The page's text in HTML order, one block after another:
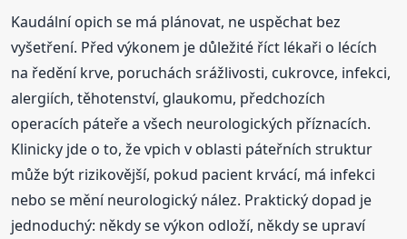
Kaudální opich se má plánovat, ne uspěchat bez
vyšetření. Před výkonem je důležité říct lékaři o lécích
na ředění krve, poruchách srážlivosti, cukrovce, infekci,
alergiích, těhotenství, glaukomu, předchozích
operacích páteře a všech neurologických příznacích.
Klinicky jde o to, že vpich v oblasti páteřních struktur
může být rizikovější, pokud pacient krvácí, má infekci
nebo se mění neurologický nález. Praktický dopad je
jednoduchý: někdy se výkon odloží, někdy se upraví